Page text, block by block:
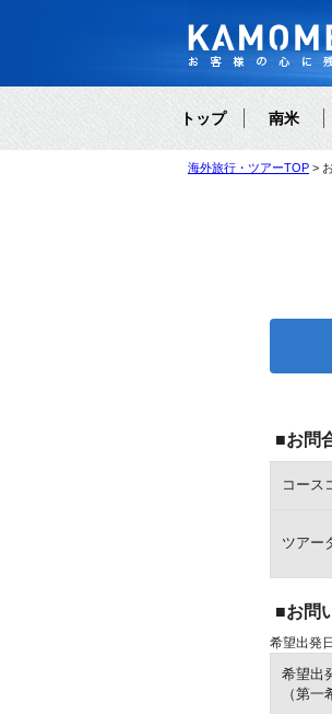
トップ 南米
海外旅行・ツアーTOP
■お問
コース
ツアー
■お問
希望出発
希望出
（第一